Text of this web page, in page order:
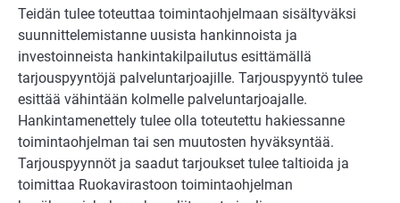
Teidän tulee toteuttaa toimintaohjelmaan sisältyväksi
suunnittelemistanne uusista hankinnoista ja
investoinneista hankintakilpailutus esittämällä
tarjouspyyntöjä palveluntarjoajille. Tarjouspyyntö tulee
esittää vähintään kolmelle palveluntarjoajalle.
Hankintamenettely tulee olla toteutettu hakiessanne
toimintaohjelman tai sen muutosten hyväksyntää.
Tarjouspyynnöt ja saadut tarjoukset tulee taltioida ja
toimittaa Ruokavirastoon toimintaohjelman